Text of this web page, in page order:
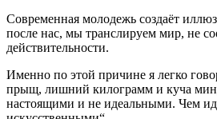
Современная молодежь создаёт
после нас, мы транслируем мир, не
действительности.
Именно по этой причине я легко
прыщ, лишний килограмм и куча
настоящими и не идеальными. Чем